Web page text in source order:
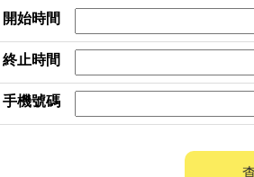
開始時間
終止時間
手機號碼